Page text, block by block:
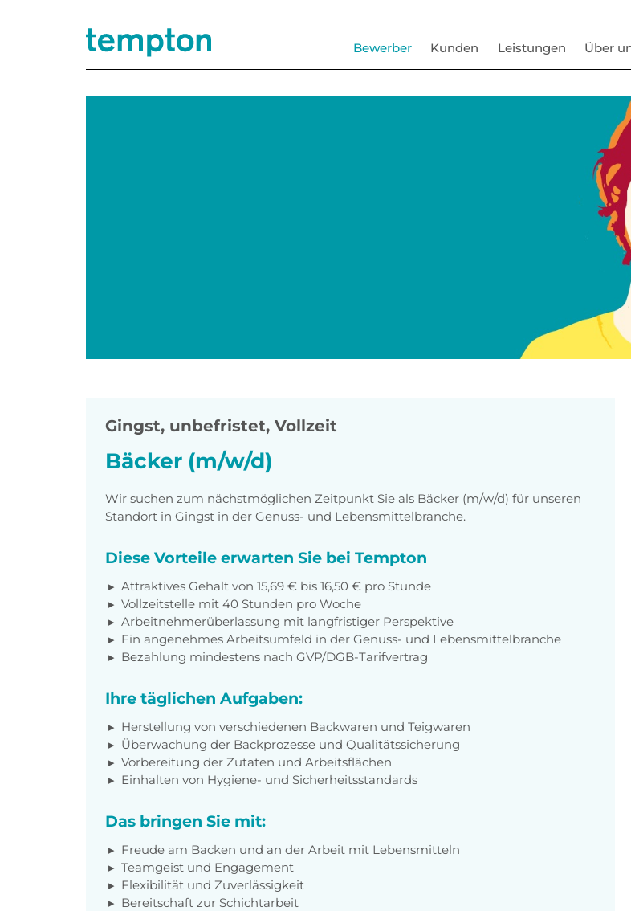
Bewerber Kunden Leistungen Über
Gingst, unbefristet, Vollzeit
Bäcker (m/w/d)
Wir suchen zum nächstmöglichen Zeitpunkt Sie als Bäcker (m/w/d) für unseren
Standort in Gingst in der Genuss- und Lebensmittelbranche.
Diese Vorteile erwarten Sie bei Tempton
Attraktives Gehalt von 15,69 € bis 16,50 € pro Stunde
Vollzeitstelle mit 40 Stunden pro Woche
Arbeitnehmerüberlassung mit langfristiger Perspektive
Ein angenehmes Arbeitsumfeld in der Genuss- und Lebensmittelbranche
Bezahlung mindestens nach GVP/DGB-Tarifvertrag
Ihre täglichen Aufgaben:
Herstellung von verschiedenen Backwaren und Teigwaren
Überwachung der Backprozesse und Qualitätssicherung
Vorbereitung der Zutaten und Arbeitsflächen
Einhalten von Hygiene- und Sicherheitsstandards
Das bringen Sie mit:
Freude am Backen und an der Arbeit mit Lebensmitteln
Teamgeist und Engagement
Flexibilität und Zuverlässigkeit
Bereitschaft zur Schichtarbeit